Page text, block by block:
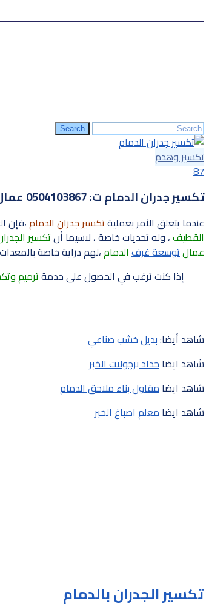
Search
for:
Search
تكسير وهدم
87
تكسير جدران الدمام ت: 0504103867 عمال تكسير وهدم الخبر – مقاول بناء توسعة غرف القطيف
عندما يتعلق الأمر بعمليةتكسير جدران الدمام،فإن
القطيف، وله تحديات خاصة ، لاسيما أنتكسير
عمالتوسعة غرف الدمام،لهم دراية خاصة
إذا كنت ترغب في الحصول على خدمةترميم
شاهد أيضا:بديل خشب صناعي
شاهد ايضاحداد برجولات الخبر
شاهد ايضامقاول بناء ملاحق الدمام
شاهد ايضامعلم اصباغ الخبر
تكسير الجدران بالدمام